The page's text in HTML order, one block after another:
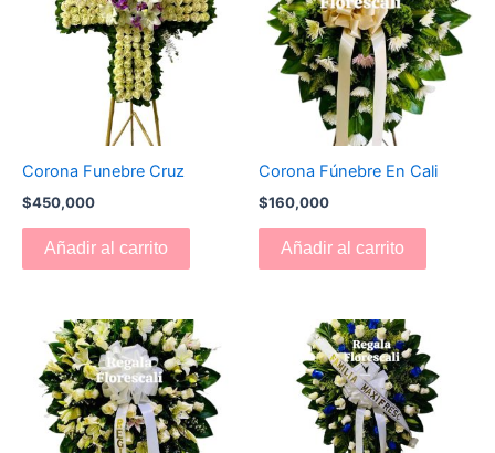
Corona Funebre Cruz
$450,000
Añadir al carrito
Corona Fúnebre En Cali
$160,000
Añadir al carrito